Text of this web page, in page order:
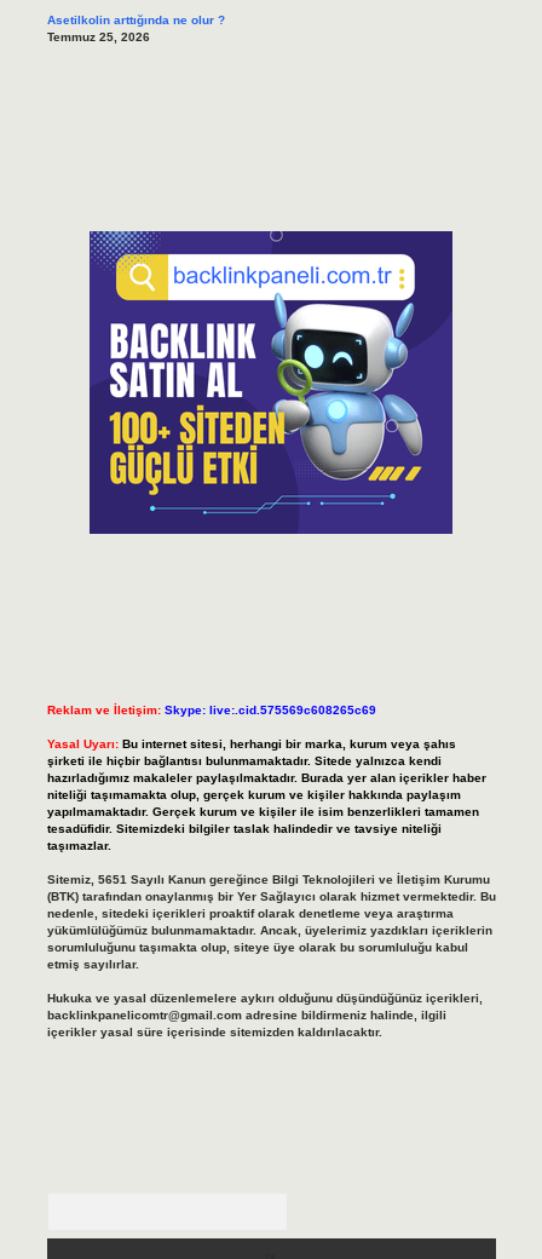
Asetilkolin arttığında ne olur ?
Temmuz 25, 2026
Reklam ve İletişim: Skype: live:.cid.575569c608265c69
Yasal Uyarı: Bu internet sitesi, herhangi bir marka, kurum veya şahıs
şirketi ile hiçbir bağlantısı bulunmamaktadır. Sitede yalnızca kendi
hazırladığımız makaleler paylaşılmaktadır. Burada yer alan içerikler haber
niteliği taşımamakta olup, gerçek kurum ve kişiler hakkında paylaşım
yapılmamaktadır. Gerçek kurum ve kişiler ile isim benzerlikleri tamamen
tesadüfidir. Sitemizdeki bilgiler taslak halindedir ve tavsiye niteliği
taşımazlar.
Sitemiz, 5651 Sayılı Kanun gereğince Bilgi Teknolojileri ve İletişim Kurumu
(BTK) tarafından onaylanmış bir Yer Sağlayıcı olarak hizmet vermektedir. Bu
nedenle, sitedeki içerikleri proaktif olarak denetleme veya araştırma
yükümlülüğümüz bulunmamaktadır. Ancak, üyelerimiz yazdıkları içeriklerin
sorumluluğunu taşımakta olup, siteye üye olarak bu sorumluluğu kabul
etmiş sayılırlar.
Hukuka ve yasal düzenlemelere aykırı olduğunu düşündüğünüz içerikleri,
backlinkpanelicomtr@gmail.comadresine bildirmeniz halinde, ilgili
içerikler yasal süre içerisinde sitemizden kaldırılacaktır.